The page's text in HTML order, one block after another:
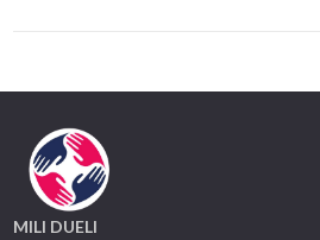
MILI DUELI